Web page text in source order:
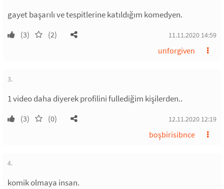
gayet başarılı ve tespitlerine katıldığım komedyen.
(3) (2) 11.11.2020 14:59
unforgiven
3.
1 video daha diyerek profilini fullediğim kişilerden..
(3) (0) 12.11.2020 12:19
boşbirisibnce
4.
komik olmaya insan.